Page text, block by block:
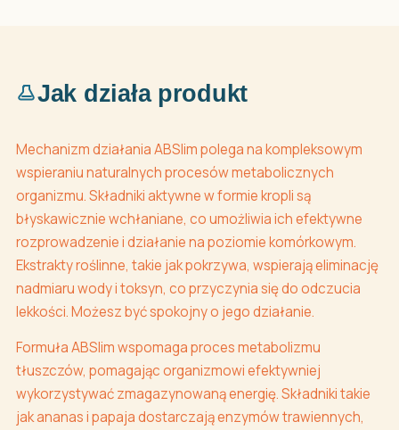
Jak działa produkt
Mechanizm działania ABSlim polega na kompleksowym
wspieraniu naturalnych procesów metabolicznych
organizmu. Składniki aktywne w formie kropli są
błyskawicznie wchłaniane, co umożliwia ich efektywne
rozprowadzenie i działanie na poziomie komórkowym.
Ekstrakty roślinne, takie jak pokrzywa, wspierają eliminację
nadmiaru wody i toksyn, co przyczynia się do odczucia
lekkości. Możesz być spokojny o jego działanie.
Formuła ABSlim wspomaga proces metabolizmu
tłuszczów, pomagając organizmowi efektywniej
wykorzystywać zmagazynowaną energię. Składniki takie
jak ananas i papaja dostarczają enzymów trawiennych,